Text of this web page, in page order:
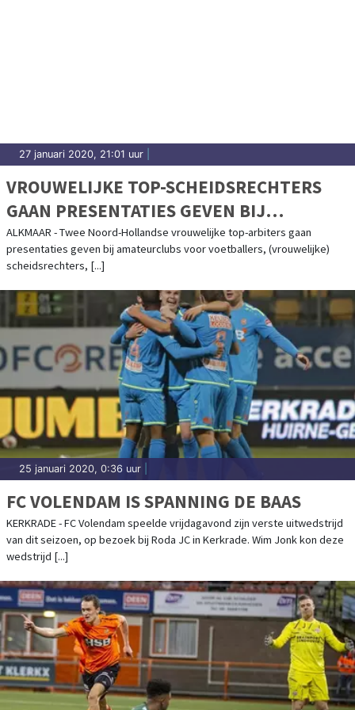
27 januari 2020, 21:01 uur
VROUWELIJKE TOP-SCHEIDSRECHTERS
GAAN PRESENTATIES GEVEN BIJ
AMATEURCLUBS
ALKMAAR - Twee Noord-Hollandse vrouwelijke top-arbiters gaan
presentaties geven bij amateurclubs voor voetballers, (vrouwelijke)
scheidsrechters, [...]
25 januari 2020, 0:36 uur
FC VOLENDAM IS SPANNING DE BAAS
KERKRADE - FC Volendam speelde vrijdagavond zijn verste uitwedstrijd
van dit seizoen, op bezoek bij Roda JC in Kerkrade. Wim Jonk kon deze
wedstrijd [...]